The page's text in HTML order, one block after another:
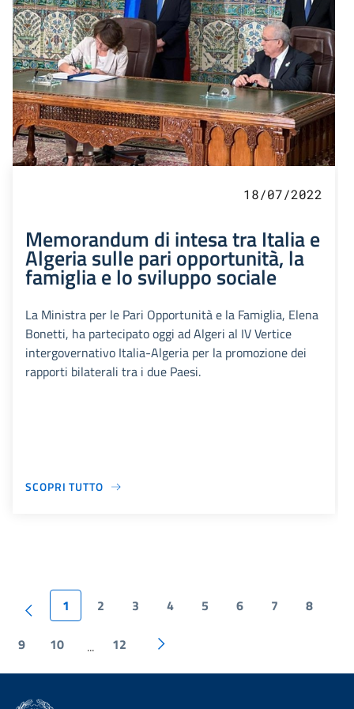
18/07/2022
Memorandum di intesa tra Italia e
Algeria sulle pari opportunità, la
famiglia e lo sviluppo sociale
La Ministra per le Pari Opportunità e la Famiglia, Elena
Bonetti, ha partecipato oggi ad Algeri al IV Vertice
intergovernativo Italia-Algeria per la promozione dei
rapporti bilaterali tra i due Paesi.
SCOPRI TUTTO
1 2 3 4 5 6 7 8
9 10 ... 12